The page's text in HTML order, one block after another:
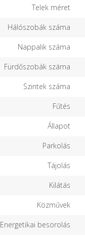
Telek méret
Hálószobák száma
Nappalik száma
Fürdőszobák száma
Szintek száma
Fűtés
Állapot
Parkolás
Tájolás
Kilátás
Közművek
Energetikai besorolás